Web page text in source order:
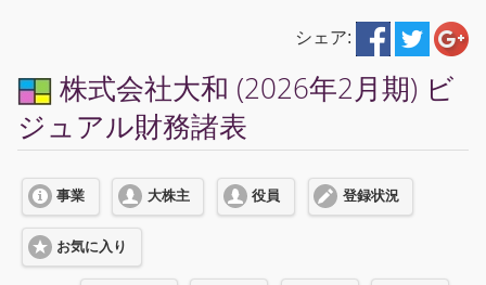
シェア:
株式会社大和 (2026年2月期) ビ
ジュアル財務諸表
事業 大株主 役員 登録状況
お気に入り